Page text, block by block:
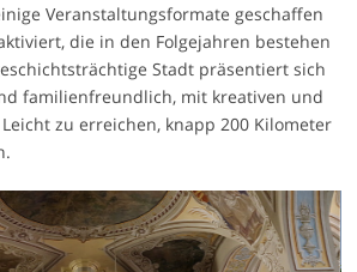
Veranstaltungsformate geschaffen
die in den Folgejahren bestehen
Stadt präsentiert sich
familienfreundlich, mit kreativen und
zu erreichen, knapp 200 Kilometer